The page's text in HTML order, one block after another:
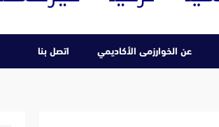
عن الخوارزمى الأكاديمي اتصل بنا